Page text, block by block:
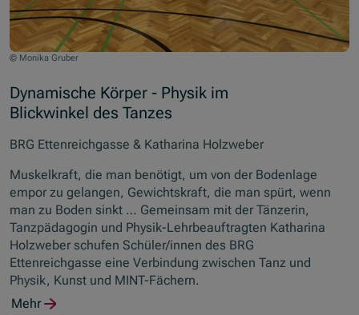
© Monika Gruber
Dynamische Körper - Physik im
Blickwinkel des Tanzes
BRG Ettenreichgasse & Katharina Holzweber
Muskelkraft, die man benötigt, um von der Bodenlage
empor zu gelangen, Gewichtskraft, die man spürt, wenn
man zu Boden sinkt … Gemeinsam mit der Tänzerin,
Tanzpädagogin und Physik-Lehrbeauftragten Katharina
Holzweber schufen Schüler/innen des BRG
Ettenreichgasse eine Verbindung zwischen Tanz und
Physik, Kunst und MINT-Fächern.
Mehr